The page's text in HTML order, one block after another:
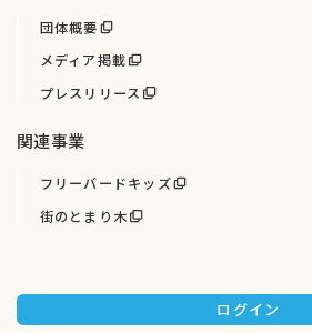
団体概要
メディア掲載
プレスリリース
関連事業
フリーバードキッズ
街のとまり木
ログイン